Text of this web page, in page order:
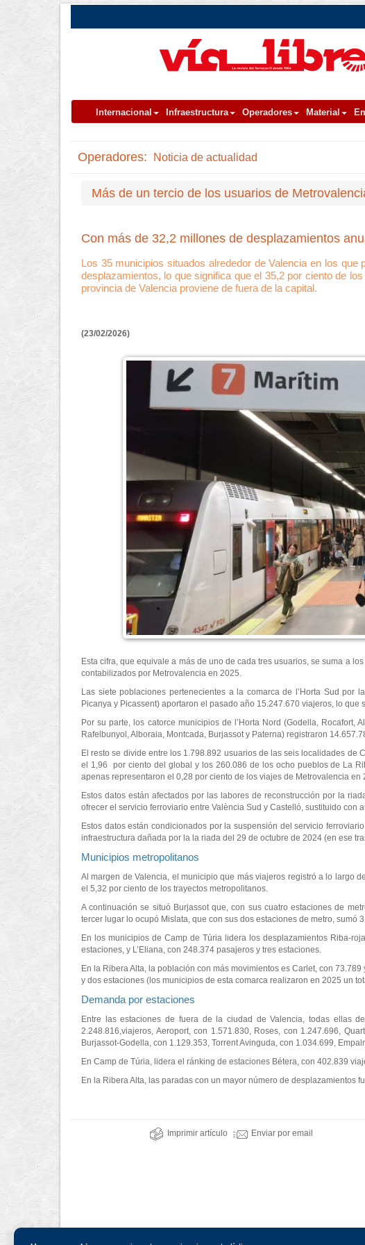
Internacional Infraestructura Operadores Material
Operadores: Noticia de actualidad
Más de un tercio de los usuarios de
Con más de 32,2 millones de desplazamientos
Los 35 municipios situados alrededor de Valencia en los
desplazamientos, lo que significa que el 35,2 por ciento de
provincia de Valencia proviene de fuera de la capital.
(23/02/2026)
Esta cifra, que equivale a más de uno de cada tres usuarios, se suma a
contabilizados por Metrovalencia en 2025.
Las siete poblaciones pertenecientes a la comarca de l’Horta Sud por
Picanya y Picassent) aportaron el pasado año 15.247.670 viajeros, lo
Por su parte, los catorce municipios de l’Horta Nord (Godella,
Rafelbunyol, Alboraia, Montcada, Burjassot y Paterna) registraron
El resto se divide entre los 1.798.892 usuarios de las seis localidades de
el 1,96 por ciento del global y los 260.086 de los ocho pueblos de La
apenas representaron el 0,28 por ciento de los viajes de Metrovalencia en
Estos datos están afectados por las labores de reconstrucción por la
ofrecer el servicio ferroviario entre València Sud y Castelló, sustituido con
Estos datos están condicionados por la suspensión del servicio
infraestructura dañada por la la riada del 29 de octubre de 2024 (en ese
Municipios metropolitanos
Al margen de Valencia, el municipio que más viajeros registró a lo largo
el 5,32 por ciento de los trayectos metropolitanos.
A continuación se situó Burjassot que, con sus cuatro estaciones de
tercer lugar lo ocupó Mislata, que con sus dos estaciones de metro,
En los municipios de Camp de Túria lidera los desplazamientos Riba-
estaciones, y L’Eliana, con 248.374 pasajeros y tres estaciones.
En la Ribera Alta, la población con más movimientos es Carlet, con
y dos estaciones (los municipios de esta comarca realizaron en 2025 un
Demanda por estaciones
Entre las estaciones de fuera de la ciudad de Valencia, todas ellas
2.248.816,viajeros, Aeroport, con 1.571.830, Roses, con 1.247.696,
Burjassot-Godella, con 1.129.353, Torrent Avinguda, con 1.034.699,
En Camp de Túria, lidera el ránking de estaciones Bétera, con 402.839
En la Ribera Alta, las paradas con un mayor número de desplazamientos
Imprimir artículo Enviar por email